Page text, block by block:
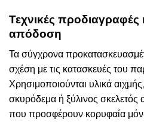
Τεχνικές προδιαγραφές
απόδοση
Τα σύγχρονα
σχέση με τις κατασκευές του
Χρησιμοποιούνται υλικά
σκυρόδεμα ή ξύλινος σκελετός
που προσφέρουν κορυφαία